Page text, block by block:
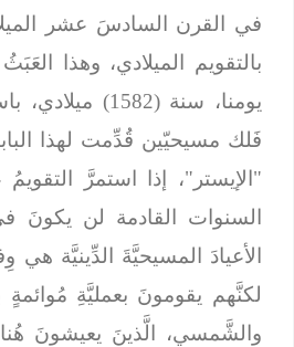
في القرن السادسَ عشر
بالتقويم الميلادي، وهذا
يومنا، سنة (1582)
فَلك مسيحيّين قُدِّمت لهذا
"الإيستر"، إذا استمرَّ
السنوات القادمة لن يكونَ
الأعيادَ المسيحيَّةَ الدِّينيَّة هي
لكنَّهم يقومونَ بعمليَّةِ مُوائمةٍ
والشَّمسي، الَّذينَ يعيشونَ هُنا